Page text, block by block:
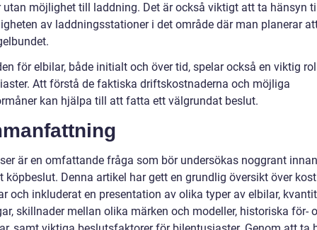
utan möjlighet till laddning. Det är också viktigt att ta hänsyn
av laddningsstationer i det område där man planerar
för elbilar, både initialt och över tid, spelar också en viktig
Att förstå de faktiska driftskostnaderna och möjliga
kan hjälpa till att fatta ett välgrundat beslut.
är en omfattande fråga som bör undersökas noggrant
köpbeslut. Denna artikel har gett en grundlig översikt över
och inkluderat en presentation av olika typer av elbilar,
skillnader mellan olika märken och modeller, historiska för-